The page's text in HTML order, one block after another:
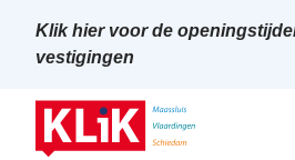
Klik hier voor de
vestigingen